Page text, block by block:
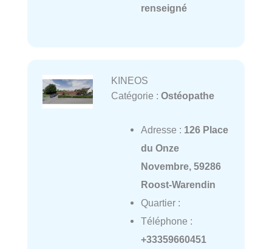
renseigné
KINEOS
Catégorie : Ostéopathe
Adresse : 126 Place
du Onze
Novembre, 59286
Roost-Warendin
Quartier :
Téléphone :
+33359660451